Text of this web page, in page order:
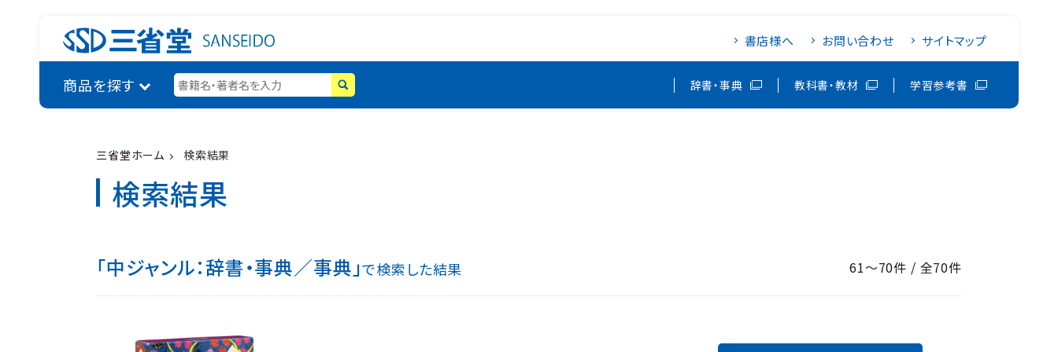
書店様へ お問い合わせ サイトマップ
商品を探す 辞書・事典 教科書・教材 学習参考書
三省堂ホーム 検索結果
検索結果
「中ジャンル：辞書・事典／事典」で検索した結果 61～70件 / 全70件